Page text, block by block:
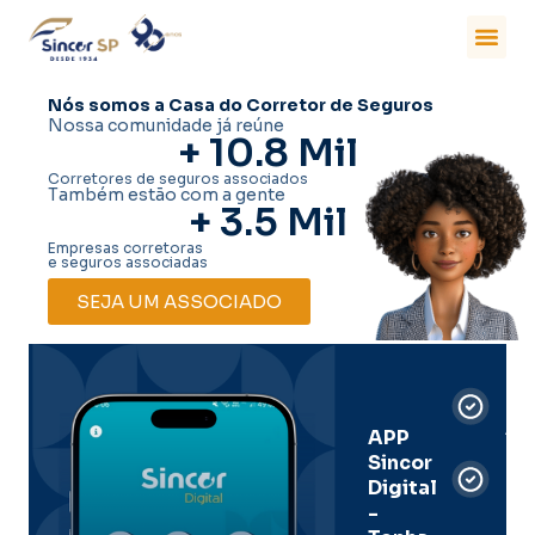
Nós somos a Casa do Corretor de Seguros
Nossa comunidade já reúne
+ 10.8 Mil
Corretores de seguros associados
Também estão com a gente
+ 3.5 Mil
Empresas corretoras
e seguros associadas
SEJA UM ASSOCIADO
APP
Sincor
Digital
-